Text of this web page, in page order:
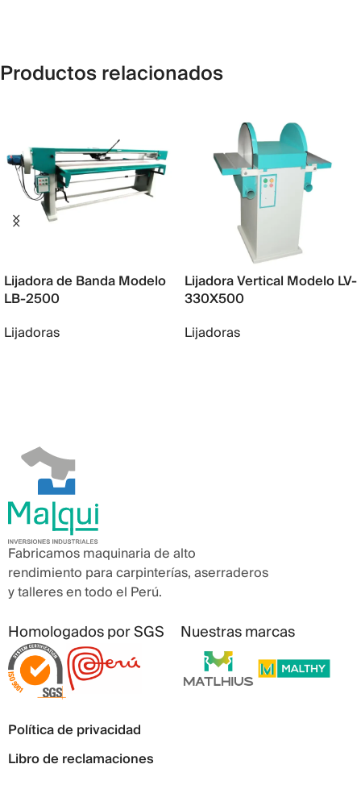
Productos relacionados
Lijadora de Banda Modelo
LB-2500
Lijadoras
Lijadora Vertical Modelo LV-
330X500
Lijadoras
Fabricamos maquinaria de alto
rendimiento para carpinterías, aserraderos
y talleres en todo el Perú.
Homologados por SGS Nuestras marcas
Política de privacidad
Libro de reclamaciones